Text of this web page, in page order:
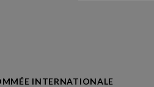
INTERNATIONALE